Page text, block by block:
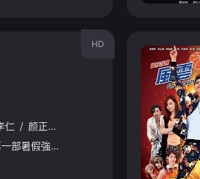
HD
仁 / 颜正国 / 莫允雯
台灣喜劇泰斗國寶“豬哥亮” 第一部暑假強檔奇幻喜劇！ 顛覆以往台灣喜劇片的故事走向 豬式風格混搭全新陣容 2016年暑假新滋味“大顯神威”